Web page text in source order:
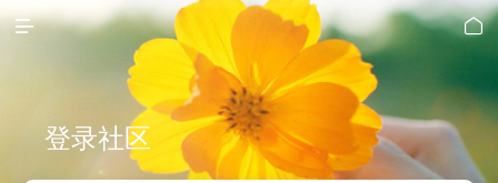
 
登录社区